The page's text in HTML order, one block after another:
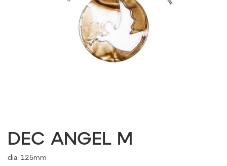
DEC ANGEL M
dia. 125mm